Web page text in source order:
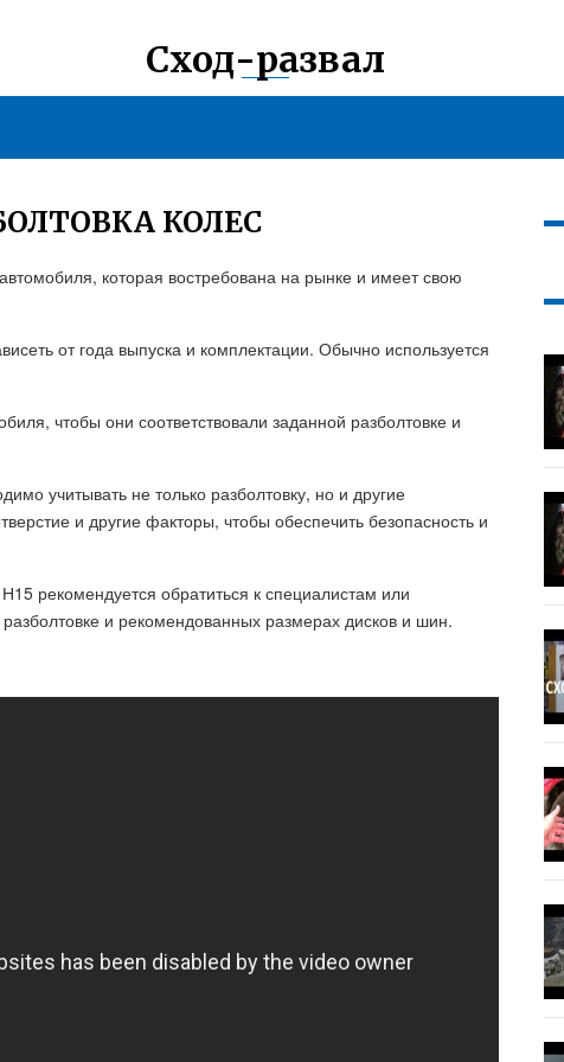
Сход-развал
КОЛЕС
которая востребована на рынке и имеет свою
от года выпуска и комплектации. Обычно используется
чтобы они соответствовали заданной разболтовке и
учитывать не только разболтовку, но и другие
и другие факторы, чтобы обеспечить безопасность и
рекомендуется обратиться к специалистам или
и рекомендованных размерах дисков и шин.